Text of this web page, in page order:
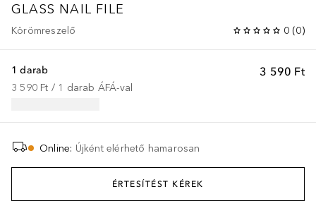
GLASS NAIL FILE
Körömreszelő 0 (0)
3 590 Ft
1 darab
3 590 Ft / 1 darab ÁFÁ-val
Online: Újként elérhető hamarosan
ÉRTESÍTÉST KÉREK